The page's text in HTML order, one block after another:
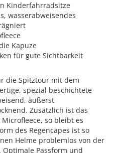
Kinderfahrradsitze
wasserabweisendes
Kapuze
für gute Sichtbarkeit
die Spitztour mit dem
spezial beschichtete
äußerst
Zusätzlich ist das
so bleibt es
des Regencapes ist so
Helme problemlos von der
Passform und